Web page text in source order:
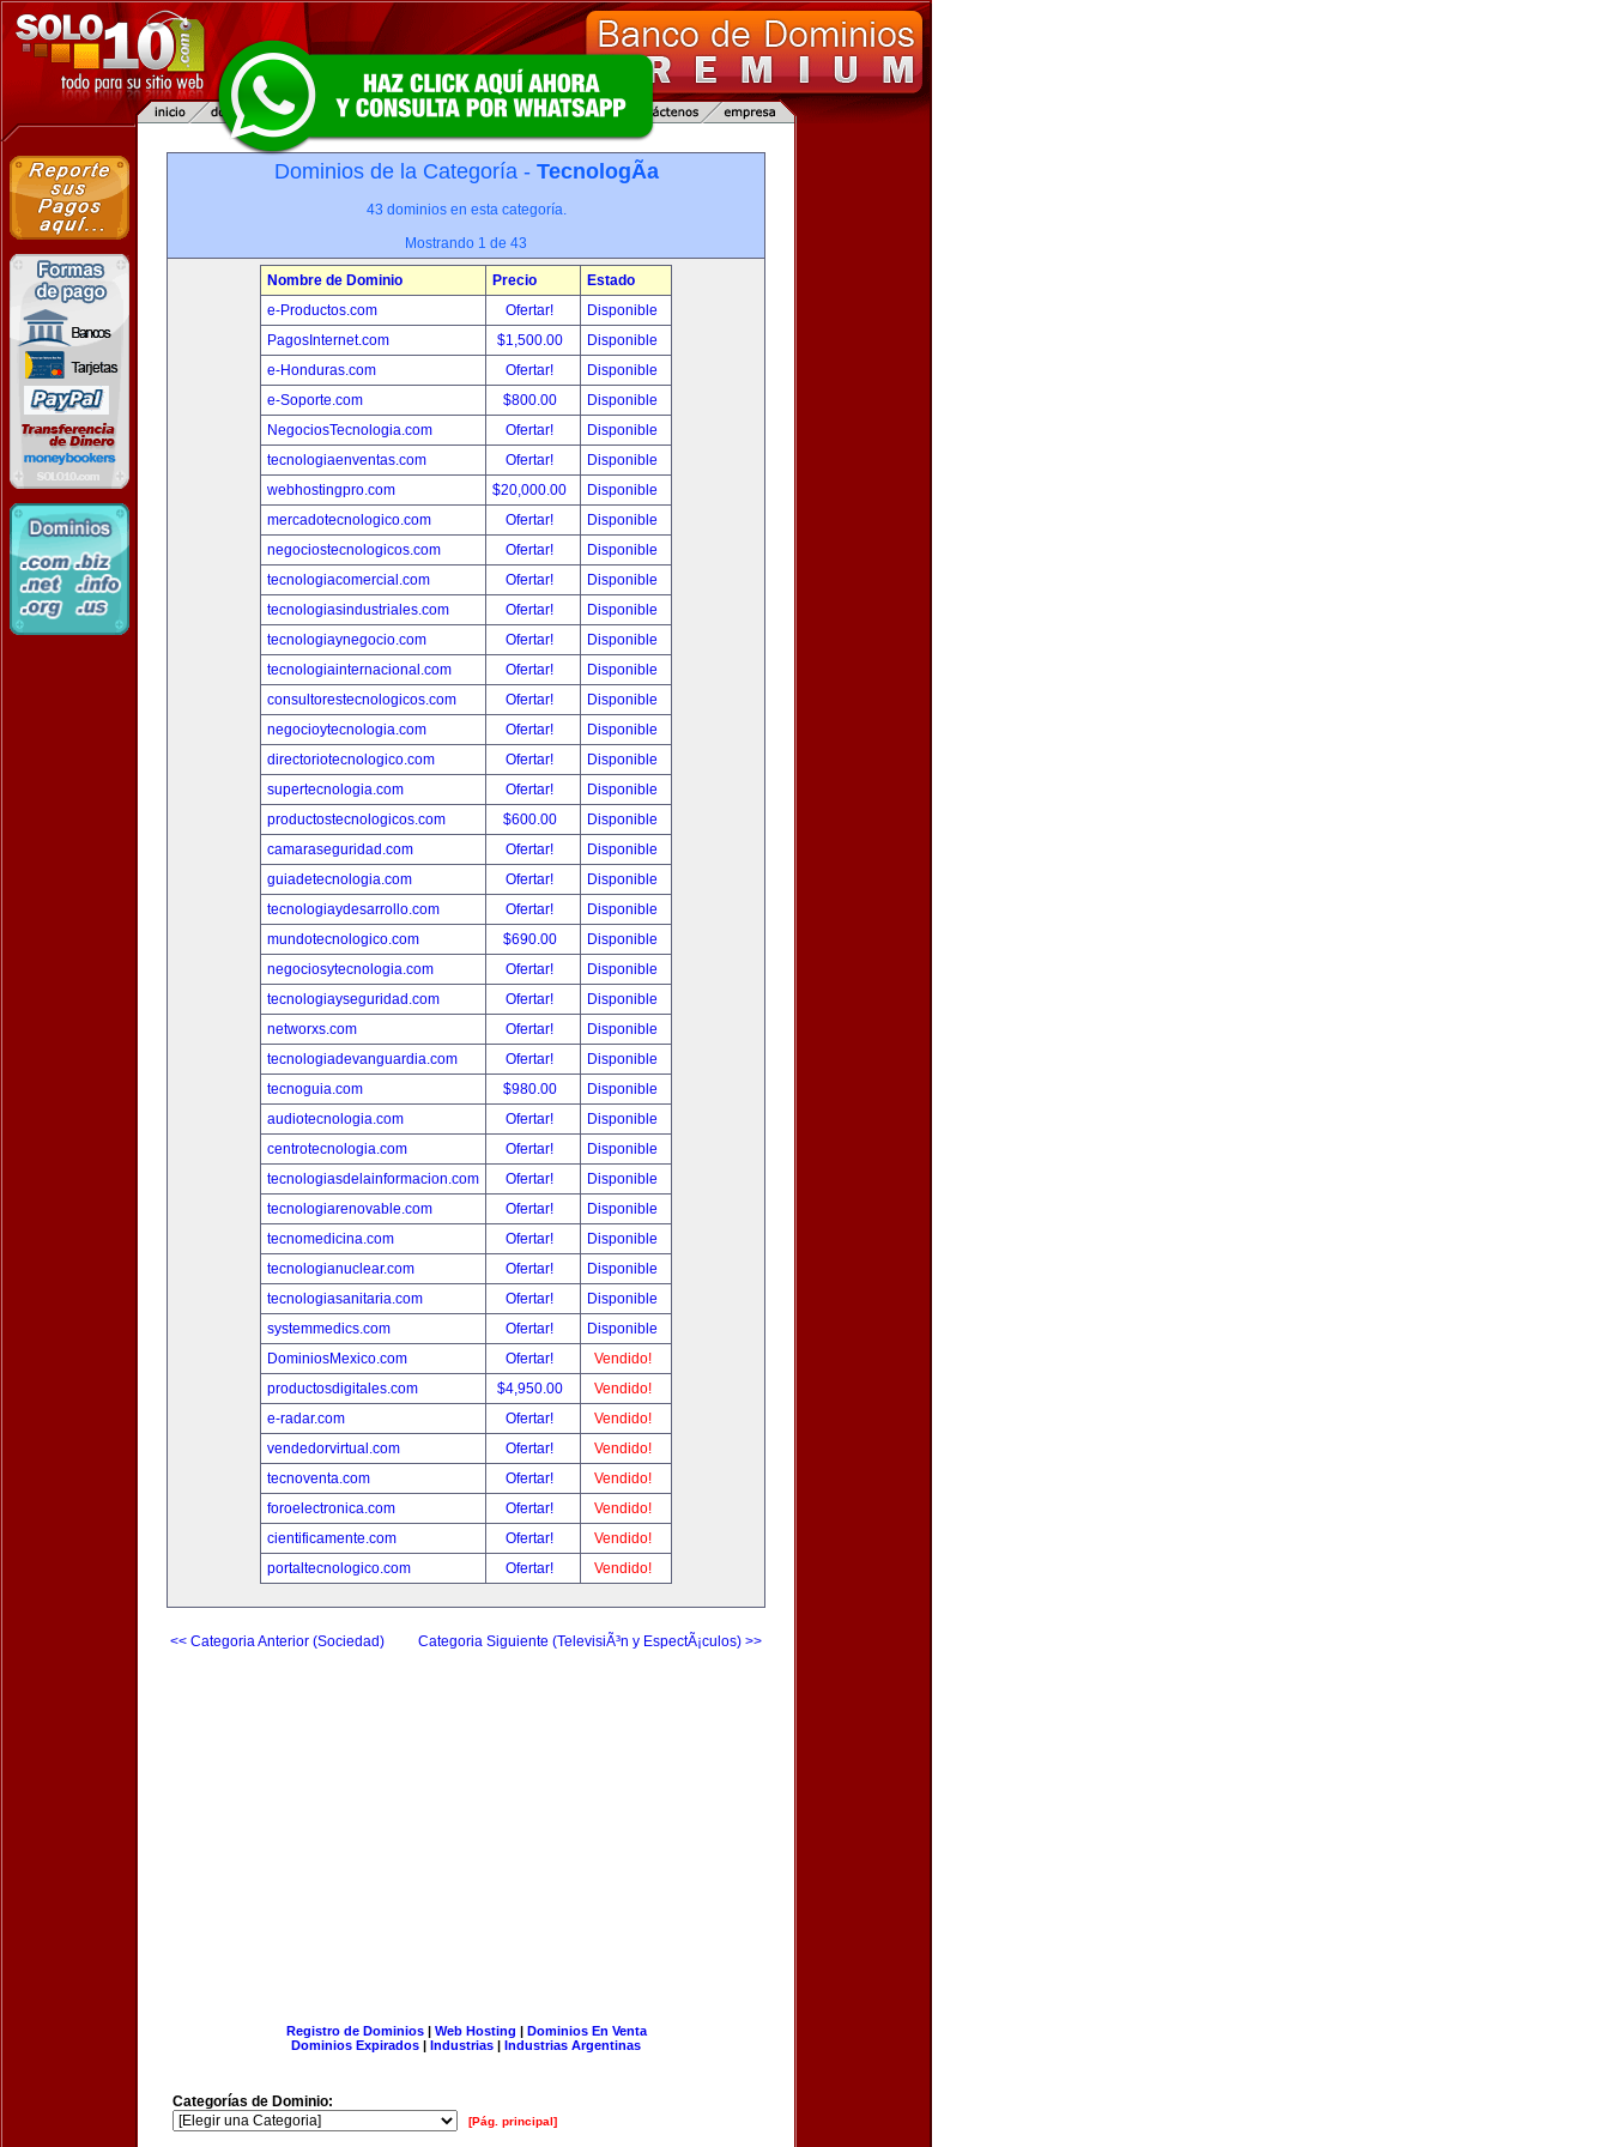
Dominios de la Categoría - TecnologÃ­a
43 dominios en esta categoría.
Mostrando 1 de 43
Nombre de Dominio Precio
Estado
e-Productos.com
Ofertar!
Disponible
PagosInternet.com
$1,500.00
Disponible
e-Honduras.com
Ofertar!
Disponible
e-Soporte.com
$800.00
Disponible
NegociosTecnologia.com
Ofertar!
Disponible
tecnologiaenventas.com
Ofertar!
Disponible
webhostingpro.com
$20,000.00
Disponible
mercadotecnologico.com
Ofertar!
Disponible
negociostecnologicos.com
Ofertar!
Disponible
tecnologiacomercial.com
Ofertar!
Disponible
tecnologiasindustriales.com
Ofertar!
Disponible
tecnologiaynegocio.com
Ofertar!
Disponible
tecnologiainternacional.com
Ofertar!
Disponible
consultorestecnologicos.com
Ofertar!
Disponible
negocioytecnologia.com
Ofertar!
Disponible
directoriotecnologico.com
Ofertar!
Disponible
supertecnologia.com
Ofertar!
Disponible
productostecnologicos.com
$600.00
Disponible
camaraseguridad.com
Ofertar!
Disponible
guiadetecnologia.com
Ofertar!
Disponible
tecnologiaydesarrollo.com
Ofertar!
Disponible
mundotecnologico.com
$690.00
Disponible
negociosytecnologia.com
Ofertar!
Disponible
tecnologiayseguridad.com
Ofertar!
Disponible
networxs.com
Ofertar!
Disponible
tecnologiadevanguardia.com
Ofertar!
Disponible
tecnoguia.com
$980.00
Disponible
audiotecnologia.com
Ofertar!
Disponible
centrotecnologia.com
Ofertar!
Disponible
tecnologiasdelainformacion.com
Ofertar!
Disponible
tecnologiarenovable.com
Ofertar!
Disponible
tecnomedicina.com
Ofertar!
Disponible
tecnologianuclear.com
Ofertar!
Disponible
tecnologiasanitaria.com
Ofertar!
Disponible
systemmedics.com
Ofertar!
Disponible
DominiosMexico.com
Ofertar!
Vendido!
productosdigitales.com
$4,950.00
Vendido!
e-radar.com
Ofertar!
Vendido!
vendedorvirtual.com
Ofertar!
Vendido!
tecnoventa.com
Ofertar!
Vendido!
foroelectronica.com
Ofertar!
Vendido!
cientificamente.com
Ofertar!
Vendido!
portaltecnologico.com
Ofertar! Vendido!
<< Categoria Anterior (Sociedad) Categoria Siguiente (TelevisiÃ³n y EspectÃ¡culos) >>
Registro de Dominios| Web Hosting | Dominios En Venta
Dominios Expirados | Industrias | Industrias Argentinas
Categorías de Dominio:
[Pág. principal]